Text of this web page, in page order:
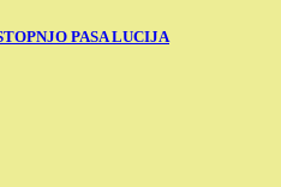
PASA LUCIJA